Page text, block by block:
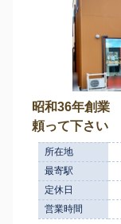
昭和36年創業
頼って下さい
所在地
最寄駅
定休日
営業時間